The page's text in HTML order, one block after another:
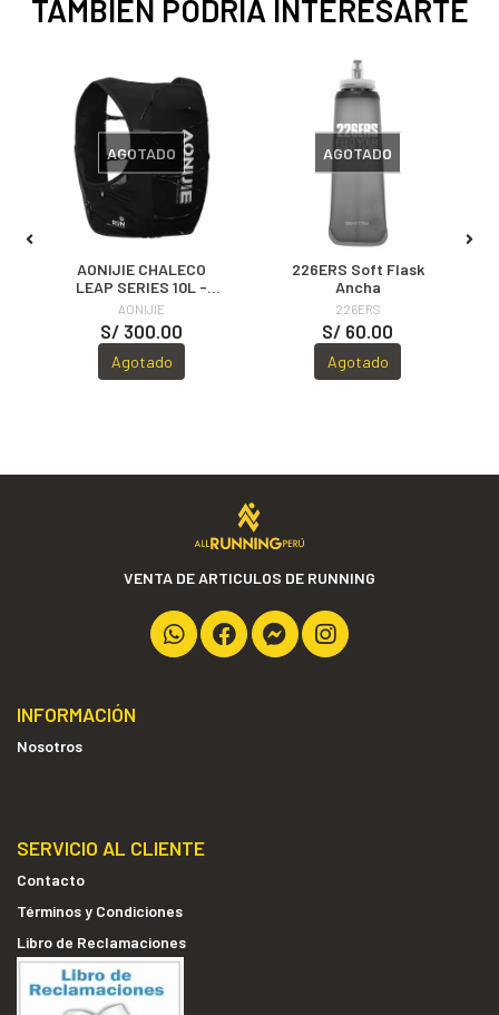
TAMBIÉN PODRÍA INTERESARTE
AGOTADO
AONIJIE CHALECO
LEAP SERIES 10L -
BLACK
AONIJIE
S/ 300.00
Agotado
AGOTADO
226ERS Soft Flask
Ancha
226ERS
S/ 60.00
Agotado
VENTA DE ARTICULOS DE RUNNING
INFORMACIÓN
Nosotros
SERVICIO AL CLIENTE
Contacto
Términos y Condiciones
Libro de Reclamaciones